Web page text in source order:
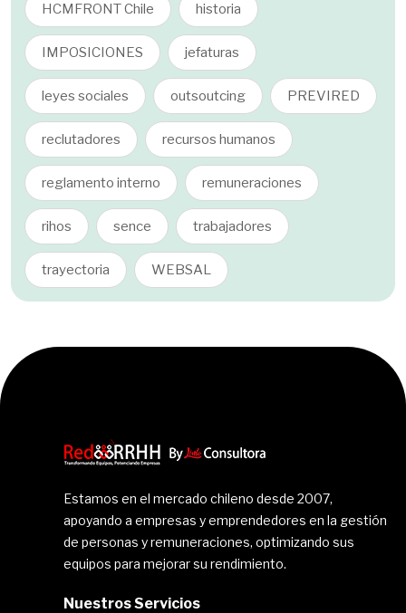
HCMFRONT Chile historia
IMPOSICIONES jefaturas
leyes sociales outsoutcing PREVIRED
reclutadores recursos humanos
reglamento interno remuneraciones
rihos sence trabajadores
trayectoria WEBSAL
Estamos en el mercado chileno desde 2007,
apoyando a empresas y emprendedores en la gestión
de personas y remuneraciones, optimizando sus
equipos para mejorar su rendimiento.
Nuestros Servicios